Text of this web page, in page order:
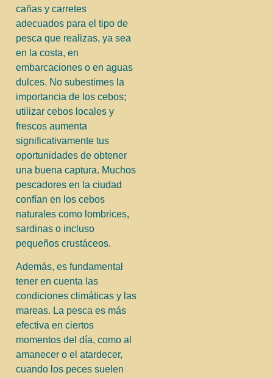
cañas y carretes
adecuados para el tipo de
pesca que realizas, ya sea
en la costa, en
embarcaciones o en aguas
dulces. No subestimes la
importancia de los cebos;
utilizar cebos locales y
frescos aumenta
significativamente tus
oportunidades de obtener
una buena captura. Muchos
pescadores en la ciudad
confían en los cebos
naturales como lombrices,
sardinas o incluso
pequeños crustáceos.
Además, es fundamental
tener en cuenta las
condiciones climáticas y las
mareas. La pesca es más
efectiva en ciertos
momentos del día, como al
amanecer o el atardecer,
cuando los peces suelen